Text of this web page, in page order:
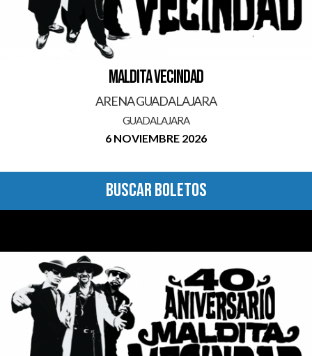
MALDITA VECINDAD
ARENA GUADALAJARA
GUADALAJARA
6 NOVIEMBRE 2026
BUSCAR BOLETOS